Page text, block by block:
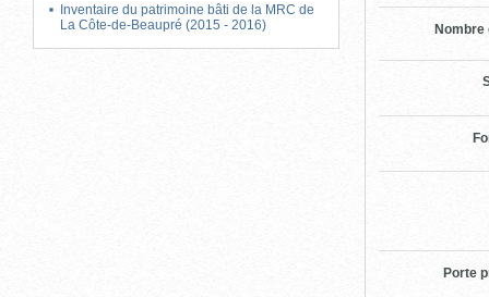
Inventaire du patrimoine bâti de la MRC de
La Côte-de-Beaupré (2015 - 2016)
Nombre
Porte